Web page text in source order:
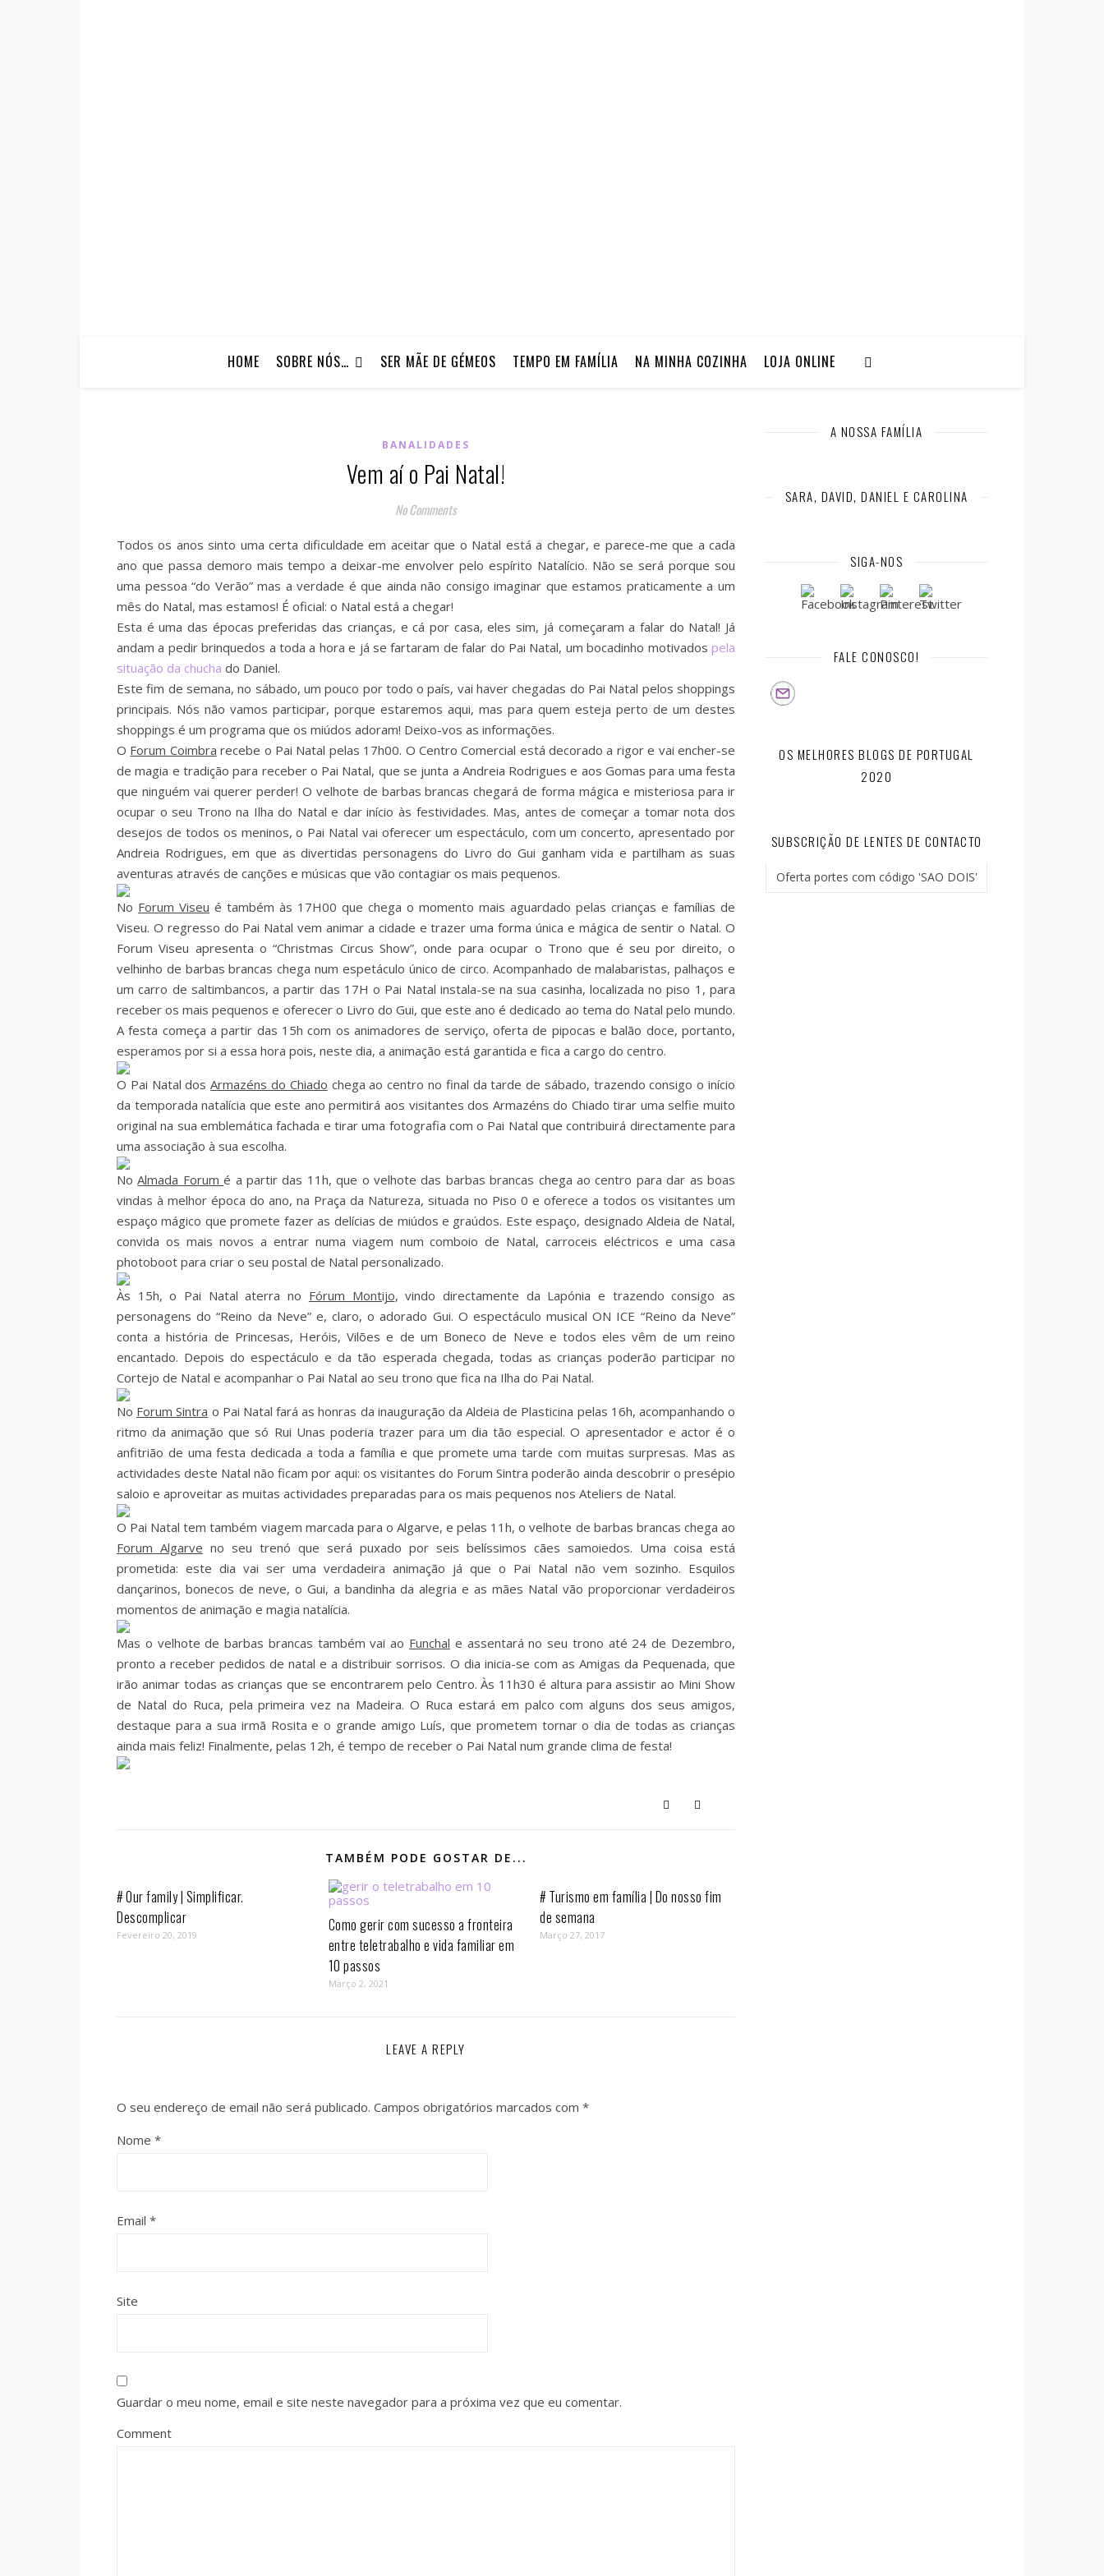
HOME SOBRE NÓS… SER MÃE DE GÉMEOS TEMPO EM FAMÍLIA NA MINHA COZINHA LOJA ONLINE
BANALIDADES
Vem aí o Pai Natal!
No Comments
Todos os anos sinto uma certa dificuldade em aceitar que o Natal está a chegar, e parece-me que a cada
ano que passa demoro mais tempo a deixar-me envolver pelo espírito Natalício. Não se será porque sou
uma pessoa “do Verão” mas a verdade é que ainda não consigo imaginar que estamos praticamente a um
mês do Natal, mas estamos! É oficial: o Natal está a chegar!
Esta é uma das épocas preferidas das crianças, e cá por casa, eles sim, já começaram a falar do Natal! Já
andam a pedir brinquedos a toda a hora e já se fartaram de falar do Pai Natal, um bocadinho motivados pela
situação da chucha do Daniel.
Este fim de semana, no sábado, um pouco por todo o país, vai haver chegadas do Pai Natal pelos shoppings
principais. Nós não vamos participar, porque estaremos aqui, mas para quem esteja perto de um destes
shoppings é um programa que os miúdos adoram! Deixo-vos as informações.
O Forum Coimbra recebe o Pai Natal pelas 17h00. O Centro Comercial está decorado a rigor e vai encher-se
de magia e tradição para receber o Pai Natal, que se junta a Andreia Rodrigues e aos Gomas para uma festa
que ninguém vai querer perder! O velhote de barbas brancas chegará de forma mágica e misteriosa para ir
ocupar o seu Trono na Ilha do Natal e dar início às festividades. Mas, antes de começar a tomar nota dos
desejos de todos os meninos, o Pai Natal vai oferecer um espectáculo, com um concerto, apresentado por
Andreia Rodrigues, em que as divertidas personagens do Livro do Gui ganham vida e partilham as suas
aventuras através de canções e músicas que vão contagiar os mais pequenos.
No Forum Viseu é também às 17H00 que chega o momento mais aguardado pelas crianças e famílias de
Viseu. O regresso do Pai Natal vem animar a cidade e trazer uma forma única e mágica de sentir o Natal. O
Forum Viseu apresenta o “Christmas Circus Show”, onde para ocupar o Trono que é seu por direito, o
velhinho de barbas brancas chega num espetáculo único de circo. Acompanhado de malabaristas, palhaços e
um carro de saltimbancos, a partir das 17H o Pai Natal instala-se na sua casinha, localizada no piso 1, para
receber os mais pequenos e oferecer o Livro do Gui, que este ano é dedicado ao tema do Natal pelo mundo.
A festa começa a partir das 15h com os animadores de serviço, oferta de pipocas e balão doce, portanto,
esperamos por si a essa hora pois, neste dia, a animação está garantida e fica a cargo do centro.
O Pai Natal dosArmazéns do Chiado chega ao centro no final da tarde de sábado, trazendo consigo o início
da temporada natalícia que este ano permitirá aos visitantes dos Armazéns do Chiado tirar uma selfie muito
original na sua emblemática fachada e tirar uma fotografia com o Pai Natal que contribuirá directamente para
uma associação à sua escolha.
NoAlmada Forumé a partir das 11h, que o velhote das barbas brancas chega ao centro para dar as boas
vindas à melhor época do ano, na Praça da Natureza, situada no Piso 0 e oferece a todos os visitantes um
espaço mágico que promete fazer as delícias de miúdos e graúdos. Este espaço, designado Aldeia de Natal,
convida os mais novos a entrar numa viagem num comboio de Natal, carroceis eléctricos e uma casa
photoboot para criar o seu postal de Natal personalizado.
Às 15h, o Pai Natal aterra no Fórum Montijo, vindo directamente da Lapónia e trazendo consigo as
personagens do “Reino da Neve” e, claro, o adorado Gui. O espectáculo musical ON ICE “Reino da Neve”
conta a história de Princesas, Heróis, Vilões e de um Boneco de Neve e todos eles vêm de um reino
encantado. Depois do espectáculo e da tão esperada chegada, todas as crianças poderão participar no
Cortejo de Natal e acompanhar o Pai Natal ao seu trono que fica na Ilha do Pai Natal.
No Forum Sintra o Pai Natal fará as honras da inauguração da Aldeia de Plasticina pelas 16h, acompanhando o
ritmo da animação que só Rui Unas poderia trazer para um dia tão especial. O apresentador e actor é o
anfitrião de uma festa dedicada a toda a família e que promete uma tarde com muitas surpresas. Mas as
actividades deste Natal não ficam por aqui: os visitantes do Forum Sintra poderão ainda descobrir o presépio
saloio e aproveitar as muitas actividades preparadas para os mais pequenos nos Ateliers de Natal.
O Pai Natal tem também viagem marcada para o Algarve, e pelas 11h, o velhote de barbas brancas chega ao
Forum Algarve no seu trenó que será puxado por seis belíssimos cães samoiedos. Uma coisa está
prometida: este dia vai ser uma verdadeira animação já que o Pai Natal não vem sozinho. Esquilos
dançarinos, bonecos de neve, o Gui, a bandinha da alegria e as mães Natal vão proporcionar verdadeiros
momentos de animação e magia natalícia.
Mas o velhote de barbas brancas também vai ao Funchal e assentará no seu trono até 24 de Dezembro,
pronto a receber pedidos de natal e a distribuir sorrisos. O dia inicia-se com as Amigas da Pequenada, que
irão animar todas as crianças que se encontrarem pelo Centro. Às 11h30 é altura para assistir ao Mini Show
de Natal do Ruca, pela primeira vez na Madeira. O Ruca estará em palco com alguns dos seus amigos,
destaque para a sua irmã Rosita e o grande amigo Luís, que prometem tornar o dia de todas as crianças
ainda mais feliz! Finalmente, pelas 12h, é tempo de receber o Pai Natal num grande clima de festa!
TAMBÉM PODE GOSTAR DE...
# Our family | Simplificar.
Descomplicar
Fevereiro 20, 2019
Como gerir com sucesso a fronteira
entre teletrabalho e vida familiar em
10 passos⁣
Março 2, 2021
# Turismo em família | Do nosso fim
de semana
Março 27, 2017
LEAVE A REPLY
O seu endereço de email não será publicado. Campos obrigatórios marcados com *
Nome *
Email *
Site
Guardar o meu nome, email e site neste navegador para a próxima vez que eu comentar.
Comment
A NOSSA FAMÍLIA
SARA, DAVID, DANIEL E CAROLINA
SIGA-NOS
FALE CONOSCO!
OS MELHORES BLOGS DE PORTUGAL
2020
SUBSCRIÇÃO DE LENTES DE CONTACTO
Oferta portes com código 'SAO DOIS'